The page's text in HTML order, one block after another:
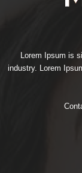
Lorem Ipsum is
industry. Lorem